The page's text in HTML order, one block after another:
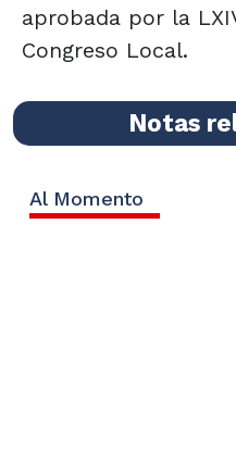
aprobada por la
Congreso Local.
Notas
Al Momento